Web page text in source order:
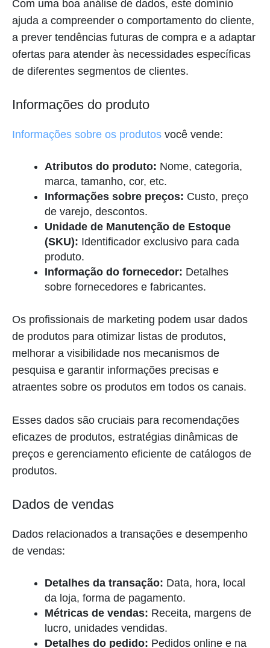
Com uma boa análise de dados, este domínio
ajuda a compreender o comportamento do cliente,
a prever tendências futuras de compra e a adaptar
ofertas para atender às necessidades específicas
de diferentes segmentos de clientes.
Informações do produto
Informações sobre os produtos você vende:
Atributos do produto: Nome, categoria,
marca, tamanho, cor, etc.
Informações sobre preços: Custo, preço
de varejo, descontos.
Unidade de Manutenção de Estoque
(SKU): Identificador exclusivo para cada
produto.
Informação do fornecedor: Detalhes
sobre fornecedores e fabricantes.
Os profissionais de marketing podem usar dados
de produtos para otimizar listas de produtos,
melhorar a visibilidade nos mecanismos de
pesquisa e garantir informações precisas e
atraentes sobre os produtos em todos os canais.
Esses dados são cruciais para recomendações
eficazes de produtos, estratégias dinâmicas de
preços e gerenciamento eficiente de catálogos de
produtos.
Dados de vendas
Dados relacionados a transações e desempenho
de vendas:
Detalhes da transação: Data, hora, local
da loja, forma de pagamento.
Métricas de vendas: Receita, margens de
lucro, unidades vendidas.
Detalhes do pedido: Pedidos online e na